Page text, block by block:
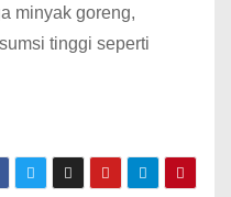
minyak goreng,
tinggi seperti